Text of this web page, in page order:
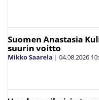
Suomen Anastasia
suurin voitto
Mikko Saarela | 04.08.2026